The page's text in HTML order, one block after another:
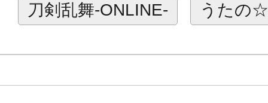
ぴたぬいとは…
顔の向きを変えればくっつく場所も
刀剣乱舞-ONLINE- うたの